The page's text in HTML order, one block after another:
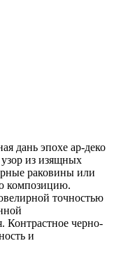
дань эпохе ар-деко
из изящных
раковины или
композицию.
точностью
Контрастное черно-
и